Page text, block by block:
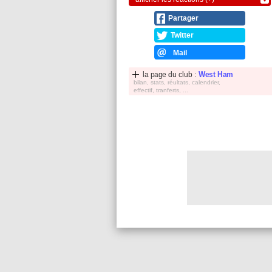
Partager
Twitter
Mail
la page du club : West Ham
bilan, stats, réultats, calendrier,
effectif, tranferts, ...